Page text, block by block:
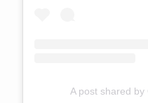
A post shared